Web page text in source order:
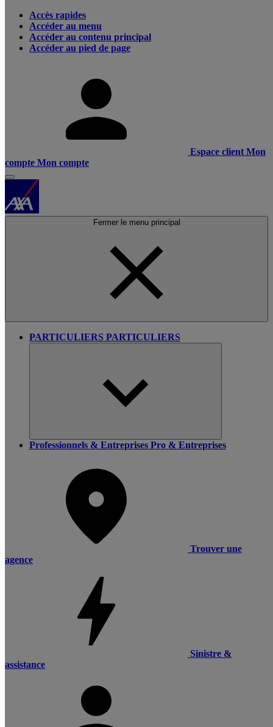
Accès rapides
Accéder au menu
Accéder au contenu principal
Accéder au pied de page
Espace client Mon
compte Mon compte
Fermer le menu principal
PARTICULIERS PARTICULIERS
Professionnels & Entreprises Pro & Entreprises
Trouver une
agence
Sinistre &
assistance